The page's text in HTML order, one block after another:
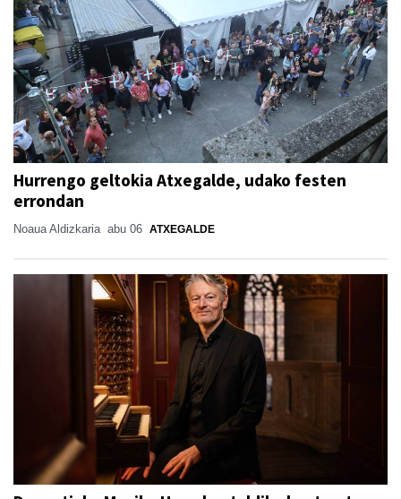
Hurrengo geltokia Atxegalde, udako festen
errondan
Noaua Aldizkaria abu 06 ATXEGALDE